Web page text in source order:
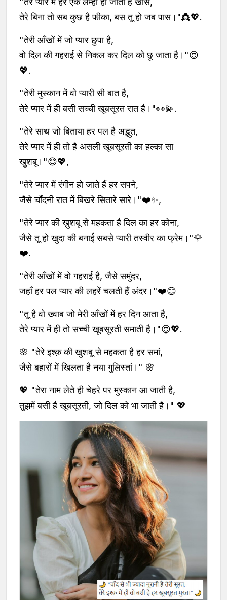
तेरे बिना तो सब कुछ है फीका, बस तू हो जब पास।"👸💖.
"तेरी आँखों में जो प्यार छुपा है,
वो दिल की गहराई से निकल कर दिल को छू जाता है।"😍
💖.
"तेरी मुस्कान में वो प्यारी सी बात है,
तेरे प्यार में ही बसी सच्ची खूबसूरत रात है।"👀💫.
"तेरे साथ जो बिताया हर पल है अद्भुत,
तेरे प्यार में ही तो है असली खूबसूरती का हल्का सा
खुशबू।"😊💖,
"तेरे प्यार में रंगीन हो जाते हैं हर सपने,
जैसे चाँदनी रात में बिखरे सितारे सारे।"❤️✨,
"तेरे प्यार की ख़ुशबू से महकता है दिल का हर कोना,
जैसे तू हो खुदा की बनाई सबसे प्यारी तस्वीर का फ्रेम।"🌹
❤️.
"तेरी आँखों में वो गहराई है, जैसे समुंदर,
जहाँ हर पल प्यार की लहरें चलती हैं अंदर।"❤️😊
"तू है वो ख्वाब जो मेरी आँखों में हर दिन आता है,
तेरे प्यार में ही तो सच्ची खूबसूरती समाती है।"😍💖.
🌸 "तेरे इश्क़ की खुशबू से महकता है हर समां,
जैसे बहारों में खिलता है नया गुलिस्तां।" 🌸
💖 "तेरा नाम लेते ही चेहरे पर मुस्कान आ जाती है,
तुझमें बसी है खूबसूरती, जो दिल को भा जाती है।" 💖